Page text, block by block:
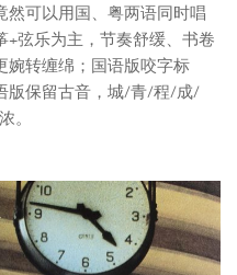
然可以用国、粤两语同时唱
+弦乐为主，节奏舒缓、书卷
婉转缠绵；国语版咬字标
版保留古音，城/青/程/成/
。